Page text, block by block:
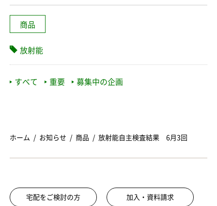
商品
放射能
すべて 重要 募集中の企画
ホーム お知らせ 商品 放射能自主検査結果 6月3回
宅配をご検討の方 加入・資料請求